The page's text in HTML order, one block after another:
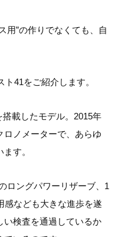
用”の作りでなくても、自
41をご紹介します。
載したモデル。2015年
ロノメーターで、あらゆ
す。
ロングパワーリザーブ、1
感なども大きな進歩を遂
い検査を通過しているか